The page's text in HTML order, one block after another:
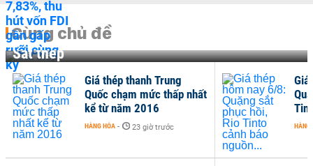
Cùng chủ đề
Sắt thép
Giá thép thanh Trung
Quốc chạm mức thấp nhất
kể từ năm 2016
HÀNG HÓA - 23 giờ trước HÀNG